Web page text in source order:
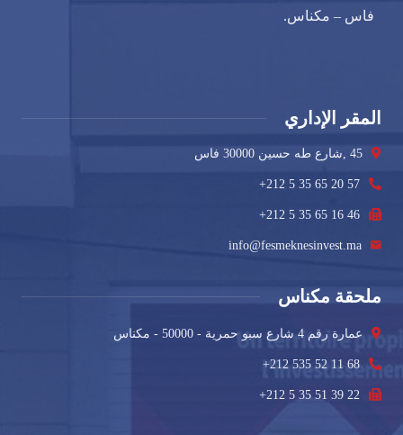
فاس – مكناس.
المقر الإداري
45 ,شارع طه حسين 30000 فاس
+212 5 35 65 20 57
+212 5 35 65 16 46
info@fesmeknesinvest.ma
ملحقة مكناس
عمارة رقم 4 شارع سبو حمرية - 50000 - مكناس
+212 535 52 11 68
+212 5 35 51 39 22